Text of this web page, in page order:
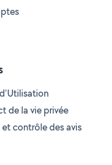
de la vie privée
contrôle des avis